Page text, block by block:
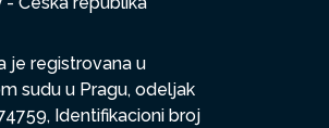
je registrovana u
sudu u Pragu, odeljak
Identifikacioni broj